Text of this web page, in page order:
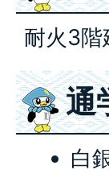
耐火3階
通
白